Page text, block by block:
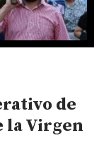
de
la Virgen